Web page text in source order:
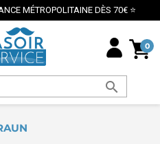
MÉTROPOLITAINE DÈS 70€ ⭐
0
search